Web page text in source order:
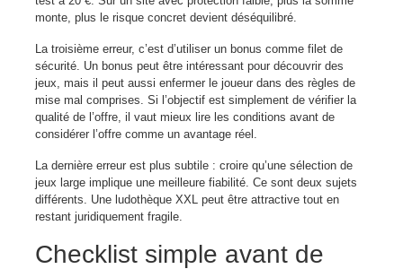
monte, plus le risque concret devient déséquilibré.
La troisième erreur, c’est d’utiliser un bonus comme filet de
sécurité. Un bonus peut être intéressant pour découvrir des
jeux, mais il peut aussi enfermer le joueur dans des règles de
mise mal comprises. Si l’objectif est simplement de vérifier la
qualité de l’offre, il vaut mieux lire les conditions avant de
considérer l’offre comme un avantage réel.
La dernière erreur est plus subtile : croire qu’une sélection de
jeux large implique une meilleure fiabilité. Ce sont deux sujets
différents. Une ludothèque XXL peut être attractive tout en
restant juridiquement fragile.
Checklist simple avant de